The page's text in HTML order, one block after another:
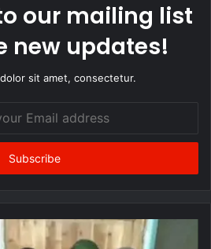
our mailing list
new updates!
sit amet, consectetur.